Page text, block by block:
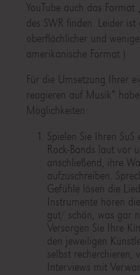
YouTube auch das
des SWR finden. Leider
oberflächlicher und
amerikanische Format.)
Für die Umsetzung Ihrer
reagieren auf Musik“
Möglichkeiten:
Spielen Sie Ihren
Rock-Bands laut vor
anschließend, ihre
aufzuschreiben.
Gefühle lösen die
Instrumente hören
gut/ schön, was gar
Versorgen Sie Ihre
den jeweiligen
selbst recherchieren,
Interviews mit